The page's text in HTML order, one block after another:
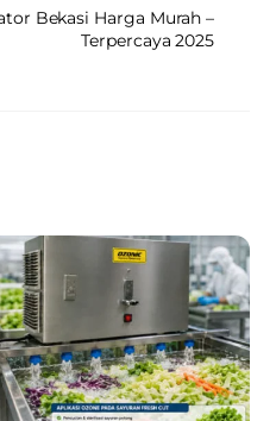
Bekasi Harga Murah –
Terpercaya 2025